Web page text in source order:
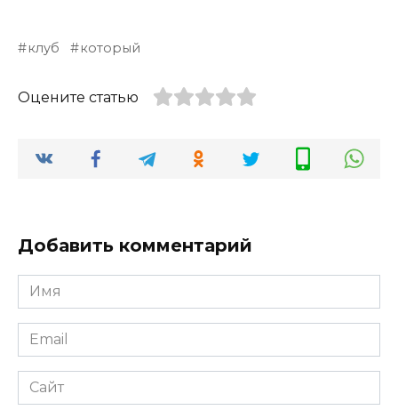
клуб который
Оцените статью
Добавить комментарий
Имя
*
Email
*
Сайт